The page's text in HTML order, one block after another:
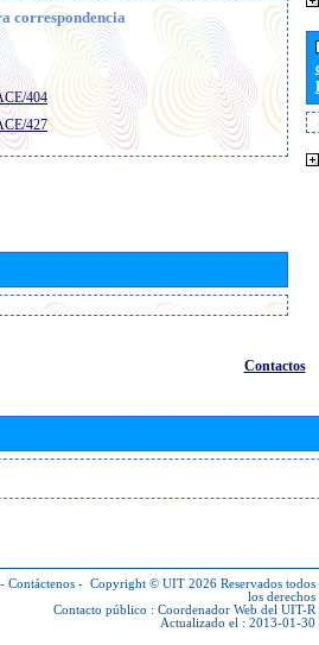
correspondencia
404
427
Contactos
- Contáctenos - Copyright © UIT 2026 Reservados todos
los derechos
Contacto público : Coordenador Web del UIT-R
Actualizado el : 2013-01-30